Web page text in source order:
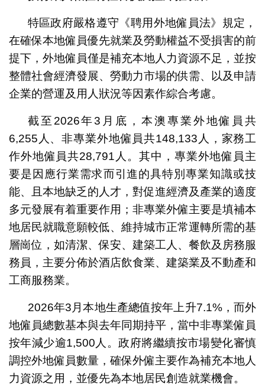
特區政府嚴格遵守《聘用外地僱員法》規定，
在確保本地僱員優先就業及勞動權益不受損害的前
提下，外地僱員僅是補充本地人力資源不足，並按
整體社會經濟發展、勞動力市場的供需、以及申請
企業的營運及用人狀況等因素作綜合考慮。
截至2026年3月底，本澳專業外地僱員共
6,255人、非專業外地僱員共148,133人，家務工
作外地僱員共28,791人。其中，專業外地僱員主
要是因應行業需求而引進的具特別專業知識或技
能、且本地缺乏的人才，對促進經濟及產業的適度
多元發展有着重要作用；非專業外僱主要是填補本
地居民就職意願較低、維持城市正常運轉所需的基
層崗位，如清潔、保安、建築工人、餐飲及房務服
務員，主要分佈於酒店飲食業、建築業及不動產和
工商服務業。
2026年3月本地生產總值按年上升7.1%，而外
地僱員總數基本與去年同期持平，當中非專業僱員
按年減少逾1,500人。政府將繼續按市場變化審慎
調控外地僱員數量，確保外僱主要作為補充本地人
力資源之用，並優先為本地居民創造就業機會。